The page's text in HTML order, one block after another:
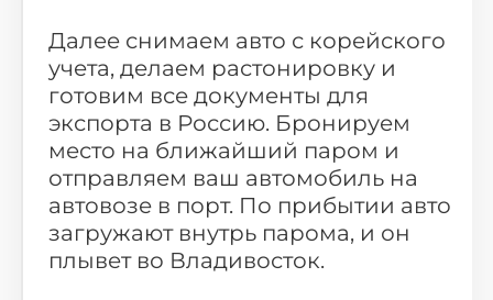
Далее снимаем авто с корейского
учета, делаем растонировку и
готовим все документы для
экспорта в Россию. Бронируем
место на ближайший паром и
отправляем ваш автомобиль на
автовозе в порт. По прибытии авто
загружают внутрь парома, и он
плывет во Владивосток.